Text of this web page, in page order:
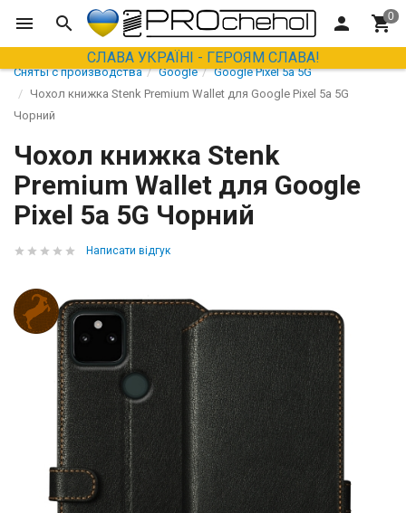
СЛАВА УКРАЇНІ - ГЕРОЯМ СЛАВА!
Сняты с производства Google
Google Pixel 5a 5G
Чохол книжка Stenk Premium Wallet для Google Pixel 5a 5G
Чорний
Чохол книжка Stenk
Premium Wallet для Google
Pixel 5a 5G Чорний
Написати відгук